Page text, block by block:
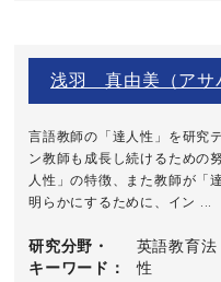
浅羽 真由美（アサ
言語教師の「達人性」を研究
ン教師も成長し続けるための
人性」の特徴、また教師が「
明らかにするために、イン ...
研究分野・
キーワード
英語教育
性